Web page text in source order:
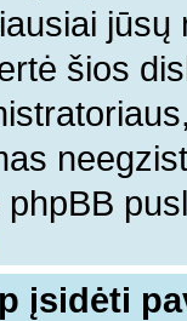
jūsų
šios
phpBB
įsidėti